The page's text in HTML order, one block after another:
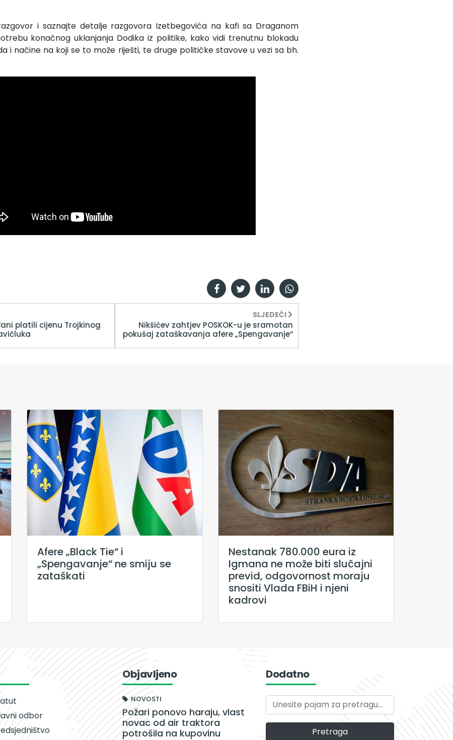
i saznajte detalje razgovora Izetbegovića na kafi sa Draganom
konačnog uklanjanja Dodika iz politike, kako vidi trenutnu blokadu
i načine na koji se to može riješti, te druge političke stavove u vezi sa bh.
platili cijenu Trojkinog
SLJEDEĆI
Nikšićev zahtjev POSKOK-u je sramotan
pokušaj zataškavanja afere „Spengavanje“
Afere „Black Tie“ i
„Spengavanje“ ne smiju se
zataškati
Nestanak 780.000 eura iz
Igmana ne može biti slučajni
previd, odgovornost moraju
snositi Vlada FBiH i njeni
kadrovi
odbor
Objavljeno
NOVOSTI
Požari ponovo haraju, vlast
novac od air traktora
potrošila na kupovinu
Dodatno
Pretraga